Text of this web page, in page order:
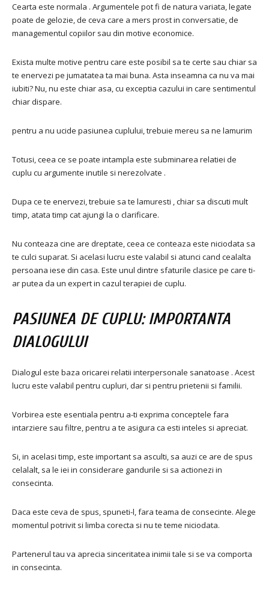
Cearta este normala . Argumentele pot fi de natura variata, legate
poate de gelozie, de ceva care a mers prost in conversatie, de
managementul copiilor sau din motive economice.
Exista multe motive pentru care este posibil sa te certe sau chiar sa
te enervezi pe jumatatea ta mai buna. Asta inseamna ca nu va mai
iubiti? Nu, nu este chiar asa, cu exceptia cazului in care sentimentul
chiar dispare.
pentru a nu ucide pasiunea cuplului, trebuie mereu sa ne lamurim
Totusi, ceea ce se poate intampla este subminarea relatiei de
cuplu cu argumente inutile si nerezolvate .
Dupa ce te enervezi, trebuie sa te lamuresti , chiar sa discuti mult
timp, atata timp cat ajungi la o clarificare.
Nu conteaza cine are dreptate, ceea ce conteaza este niciodata sa
te culci suparat. Si acelasi lucru este valabil si atunci cand cealalta
persoana iese din casa. Este unul dintre sfaturile clasice pe care ti-
ar putea da un expert in cazul terapiei de cuplu.
PASIUNEA DE CUPLU: IMPORTANTA
DIALOGULUI
Dialogul este baza oricarei relatii interpersonale sanatoase . Acest
lucru este valabil pentru cupluri, dar si pentru prietenii si familii.
Vorbirea este esentiala pentru a-ti exprima conceptele fara
intarziere sau filtre, pentru a te asigura ca esti inteles si apreciat.
Si, in acelasi timp, este important sa asculti, sa auzi ce are de spus
celalalt, sa le iei in considerare gandurile si sa actionezi in
consecinta.
Daca este ceva de spus, spuneti-l, fara teama de consecinte. Alege
momentul potrivit si limba corecta si nu te teme niciodata.
Partenerul tau va aprecia sinceritatea inimii tale si se va comporta
in consecinta.